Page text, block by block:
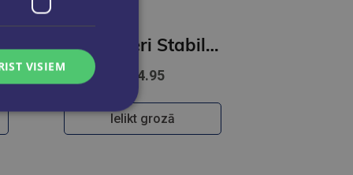
30gab. Flomasteri Stabilo POWER | 30 krāsas
€14.95
Ielikt grozā
VISIEM